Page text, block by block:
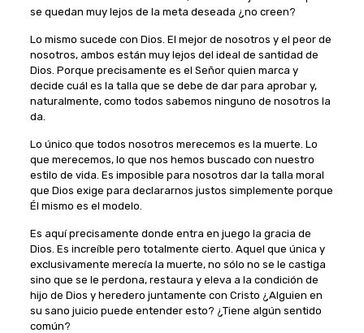
se quedan muy lejos de la meta deseada ¿no creen?
Lo mismo sucede con Dios. El mejor de nosotros y el peor de
nosotros, ambos están muy lejos del ideal de santidad de
Dios. Porque precisamente es el Señor quien marca y
decide cuál es la talla que se debe de dar para aprobar y,
naturalmente, como todos sabemos ninguno de nosotros la
da.
Lo único que todos nosotros merecemos es la muerte. Lo
que merecemos, lo que nos hemos buscado con nuestro
estilo de vida. Es imposible para nosotros dar la talla moral
que Dios exige para declararnos justos simplemente porque
Él mismo es el modelo.
Es aquí precisamente donde entra en juego la gracia de
Dios. Es increíble pero totalmente cierto. Aquel que única y
exclusivamente merecía la muerte, no sólo no se le castiga
sino que se le perdona, restaura y eleva a la condición de
hijo de Dios y heredero juntamente con Cristo ¿Alguien en
su sano juicio puede entender esto? ¿Tiene algún sentido
común?